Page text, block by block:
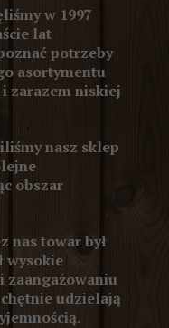
w 1997
lat
potrzeby
asortymentu
zarazem niskiej
nasz sklep
obszar
nas towar był
wysokie
zaangażowaniu
udzielają